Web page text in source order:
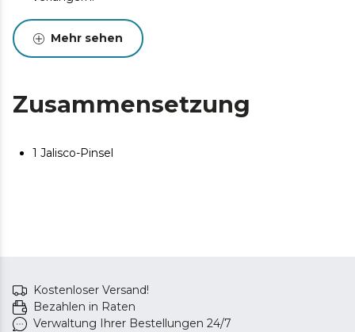
Mehr sehen
Zusammensetzung
1 Jalisco-Pinsel
Kostenloser Versand!
Bezahlen in Raten
Verwaltung Ihrer Bestellungen 24/7